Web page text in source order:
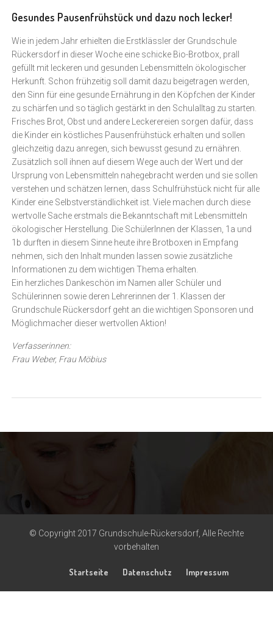
Gesundes Pausenfrühstück und dazu noch lecker!
Wie in jedem Jahr erhielten die Erstklässler der Grundschule
Rückersdorf in dieser Woche eine schicke Bio-Brotbox, prall
gefüllt mit leckeren und gesunden Lebensmitteln ökologischer
Herkunft. Schon frühzeitig soll damit dazu beigetragen werden,
den Sinn für eine gesunde Ernährung in den Köpfchen der Kinder
zu schärfen und so täglich gestärkt in den Schulalltag zu starten.
Frisches Brot, Obst und andere Leckerereien sorgen dafür, dass
die Kinder ein köstliches Pausenfrühstück erhalten und sollen
gleichzeitig dazu anregen, sich bewusst gesund zu ernähren.
Zusätzlich soll ihnen auf diesem Wege auch der Wert und der
Ursprung von Lebensmitteln nahegebracht werden und sie sollen
verstehen und schätzen lernen, dass Schulfrühstück nicht für alle
Kinder eine Selbstverständlichkeit ist. Viele machen durch diese
wertvolle Sache erstmals die Bekanntschaft mit Lebensmitteln
ökologischer Herstellung. Die SchülerInnen der Klassen, 1a und
1b durften in diesem Sinne heute ihre Brotboxen in Empfang
nehmen, sich den Inhalt munden lassen sowie zusätzliche
Informationen zu dem wichtigen Thema erhalten.
Ein herzliches Dankeschön im Namen aller Schüler und
Schülerinnen sowie deren Lehrerinnen der 1. Klassen der
Grundschule Rückersdorf geht an die wichtigen Sponsoren und
Möglichmacher dieser wertvollen Aktion!
Verfasserinnen:
Frau Weber, Frau Möbius
© Copyright 2017 Grundschule-Rückersdorf, Alle Rechte
vorbehalten
Startseite Datenschutz Impressum